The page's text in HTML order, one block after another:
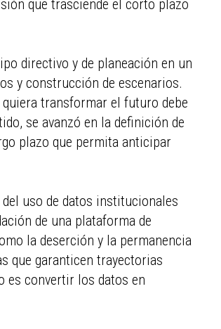
que trasciende el corto plazo
directivo y de planeación en un
y construcción de escenarios.
transformar el futuro debe
se avanzó en la definición de
plazo que permita anticipar
uso de datos institucionales
de una plataforma de
la deserción y la permanencia
que garanticen trayectorias
es convertir los datos en